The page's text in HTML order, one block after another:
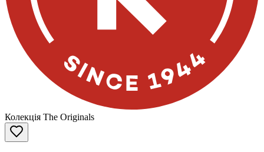
Колекція The Originals